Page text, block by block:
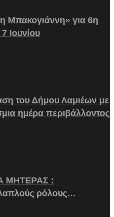
Μπακογιάννη» για 6η
Ιουνίου
του Δήμου Λαμιέων με
ημέρα περιβάλλοντος
ΜΗΤΕΡΑΣ :
ρόλους…